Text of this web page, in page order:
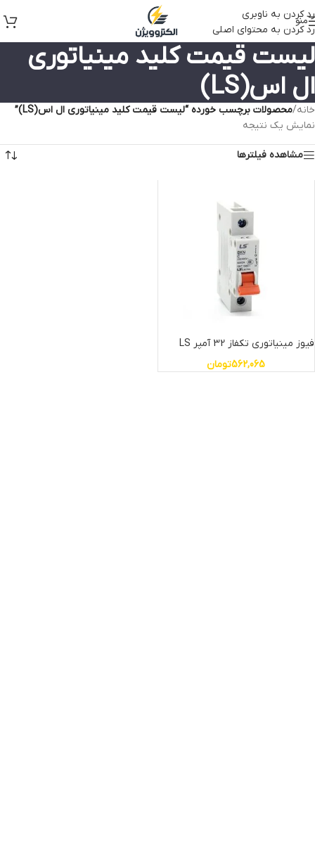
رد کردن به ناوبری
رد کردن به محتوای اصلی
منو
لیست قیمت کلید مینیاتوری
ال اس(LS)
خانه/محصولات برچسب خورده “لیست قیمت کلید مینیاتوری ال اس(LS)”
نمایش یک نتیجه
مشاهده فیلترها
فیوز مینیاتوری تکفاز 32 آمپر LS
562,065تومان